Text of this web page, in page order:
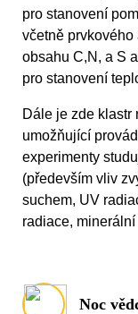
pro stanovení
včetně
obsahu C,N, a S
pro stanovení
Dále je zde klastr
umožňující
experimenty
(především vliv
suchem, UV
radiace, minerální
Noc